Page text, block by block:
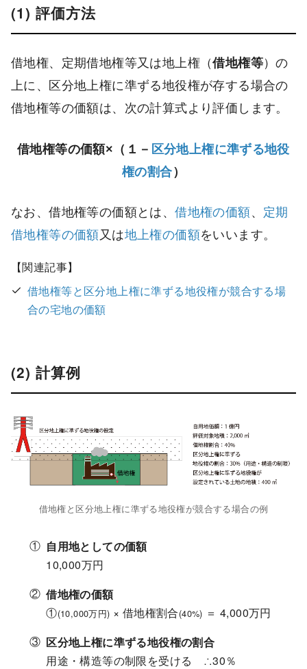
(1) 評価方法
借地権、定期借地権等又は地上権（借地権等）の
上に、区分地上権に準ずる地役権が存する場合の
借地権等の価額は、次の計算式より評価します。
借地権等の価額×（１－ 区分地上権に準ずる地役
権の割合）
なお、借地権等の価額とは、借地権の価額、 定期
借地権等の価額又は地上権の価額をいいます。
借地権等と区分地上権に準ずる地役権が競合する場
合の宅地の価額
(2) 計算例
借地権と区分地上権に準ずる地役権が競合する場合の例
自用地としての価額
10,000万円
借地権の価額
①(10,000万円) × 借地権割合(40%) ＝ 4,000万円
区分地上権に準ずる地役権の割合
用途・構造等の制限を受ける ∴30％